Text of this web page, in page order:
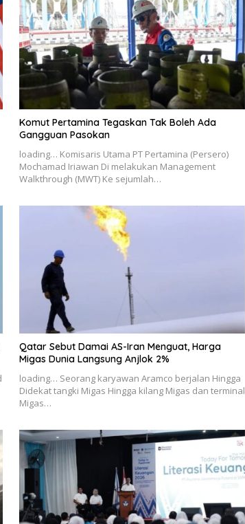
Komut Pertamina Tegaskan Tak Boleh Ada
Gangguan Pasokan
loading… Komisaris Utama PT Pertamina (Persero)
Mochamad Iriawan Di melakukan Management
Walkthrough (MWT) Ke sejumlah…
Qatar Sebut Damai AS-Iran Menguat, Harga
Migas Dunia Langsung Anjlok 2%
loading… Seorang karyawan Aramco berjalan Hingga
Didekat tangki Migas Hingga kilang Migas dan terminal
Migas…